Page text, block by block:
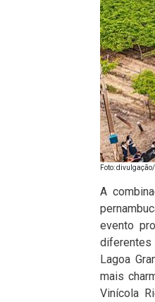
Foto:
A
evento
Lagoa
mais
Vinícola